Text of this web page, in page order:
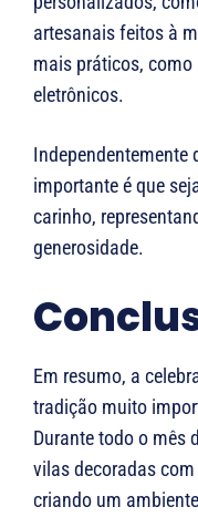
artesanais feitos à
mais práticos,
eletrônicos.
Independentemente
importante é que
carinho,
generosidade.
Em resumo, a
tradição muito
Durante todo o mês
vilas decoradas
criando um